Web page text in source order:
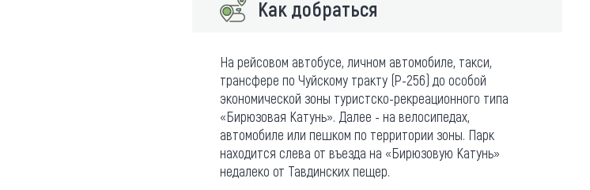
Как добраться
На рейсовом автобусе, личном автомобиле, такси,
трансфере по Чуйскому тракту (Р-256) до особой
экономической зоны туристско-рекреационного типа
«Бирюзовая Катунь». Далее - на велосипедах,
автомобиле или пешком по территории зоны. Парк
находится слева от въезда на «Бирюзовую Катунь»
недалеко от Тавдинских пещер.